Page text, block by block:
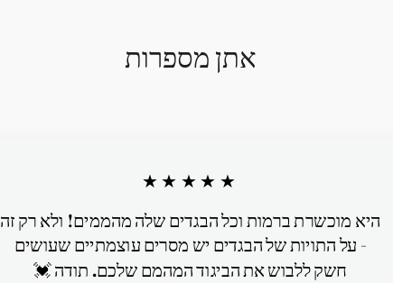
אתן מספרות
★★★★★
היא מוכשרת ברמות וכל הבגדים שלה מהממים! ולא רק זה
- על התויות של הבגדים יש מסרים עוצמתיים שעושים
חשק ללבוש את הביגוד המהמם שלכם. תודה 💓